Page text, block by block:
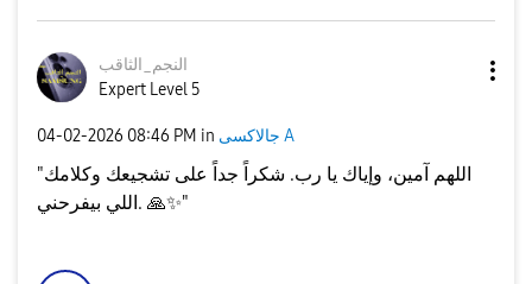
النجم_الثاقب
Expert Level 5
‎04-02-2026 08:46 PM in جالاكسى A
"اللهم آمين، وإياك يا رب. شكراً جداً على تشجيعك وكلامك
اللي بيفرحني. 🙏✨"